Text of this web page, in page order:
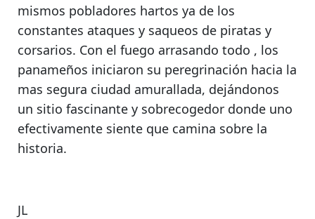
mismos pobladores hartos ya de los
constantes ataques y saqueos de piratas y
corsarios. Con el fuego arrasando todo , los
panameños iniciaron su peregrinación hacia la
mas segura ciudad amurallada, dejándonos
un sitio fascinante y sobrecogedor donde uno
efectivamente siente que camina sobre la
historia.
JL